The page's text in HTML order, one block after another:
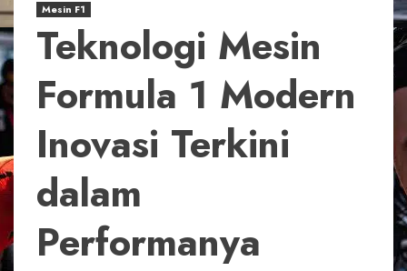
Mesin F1
Teknologi Mesin
Formula 1 Modern
Inovasi Terkini
dalam
Performanya